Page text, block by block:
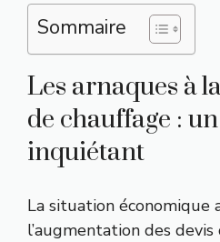
Sommaire
Les arnaques à
de chauffage :
inquiétant
La situation économique
l’augmentation des